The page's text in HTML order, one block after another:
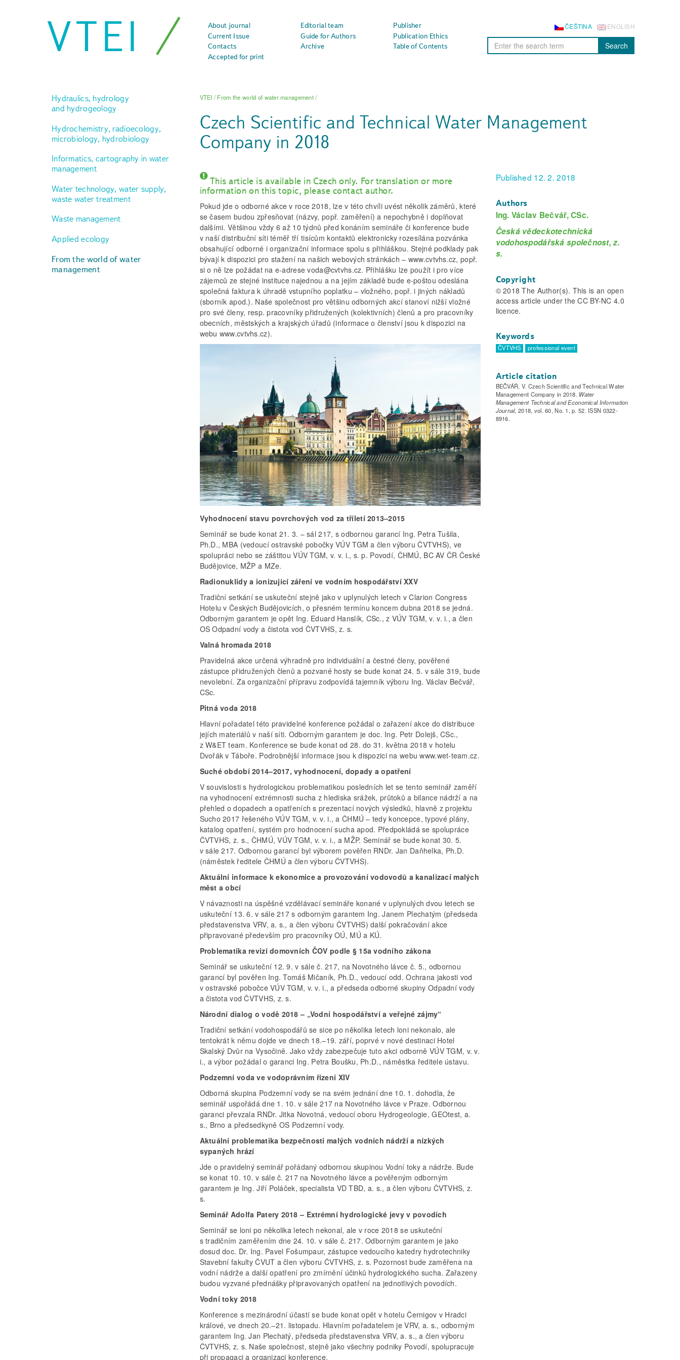
VTEI About journal Editorial team
Publisher
Current Issue
Guide for Authors
Publication Ethics
Contacts
Archive
Table of Contents
Accepted for print
ENGLISH
ČEŠTINA
Search
Hydraulics, hydrology
and hydrogeology
Hydrochemistry, radioecology,
microbiology, hydrobiology
Informatics, cartography in water
management
Water technology, water supply,
waste water treatment
Waste management
Applied ecology
From the world of water
management
VTEI / From the world of water management/
Czech Scientific and Technical Water Management
Company in 2018
This article is available in Czech only. For translation or more
information on this topic, please contact author.
Pokud jde o odborné akce v roce 2018, lze v této chvíli uvést několik záměrů, které
se časem budou zpřesňovat (názvy, popř. zaměření) a nepochybně i doplňovat
dalšími. Většinou vždy 6 až 10 týdnů před konáním semináře či konference bude
v naší distribuční síti téměř tří tisícům kontaktů elektronicky rozesílána pozvánka
obsahující odborné i organizační informace spolu s přihláškou. Stejné podklady pak
bývají k dispozici pro stažení na našich webových stránkách – www.cvtvhs.cz, popř.
si o ně lze požádat na e-adrese voda@cvtvhs.cz. Přihlášku lze použít i pro více
zájemců ze stejné instituce najednou a na jejím základě bude e-poštou odeslána
společná faktura k úhradě vstupního poplatku – vložného, popř. i jiných nákladů
(sborník apod.). Naše společnost pro většinu odborných akcí stanoví nižší vložné
pro své členy, resp. pracovníky přidružených (kolektivních) členů a pro pracovníky
obecních, městských a krajských úřadů (informace o členství jsou k dispozici na
webu www.cvtvhs.cz).
Vyhodnocení stavu povrchových vod za tříletí 2013–2015
Seminář se bude konat 21. 3. – sál 217, s odbornou garancí Ing. Petra Tušila,
Ph.D., MBA (vedoucí ostravské pobočky VÚV TGM a člen výboru ČVTVHS), ve
spolupráci nebo se záštitou VÚV TGM, v. v. i., s. p. Povodí, ČHMÚ, BC AV ČR České
Budějovice, MŽP a MZe.
Radionuklidy a ionizující záření ve vodním hospodářství XXV
Tradiční setkání se uskuteční stejně jako v uplynulých letech v Clarion Congress
Hotelu v Českých Budějovicích, o přesném termínu koncem dubna 2018 se jedná.
Odborným garantem je opět Ing. Eduard Hanslík, CSc., z VÚV TGM, v. v. i., a člen
OS Odpadní vody a čistota vod ČVTVHS, z. s.
Valná hromada 2018
Pravidelná akce určená výhradně pro individuální a čestné členy, pověřené
zástupce přidružených členů a pozvané hosty se bude konat 24. 5. v sále 319, bude
nevolební. Za organizační přípravu zodpovídá tajemník výboru Ing. Václav Bečvář,
CSc.
Pitná voda 2018
Hlavní pořadatel této pravidelné konference požádal o zařazení akce do distribuce
jejích materiálů v naší síti. Odborným garantem je doc. Ing. Petr Dolejš, CSc.,
z W&ET team. Konference se bude konat od 28. do 31. května 2018 v hotelu
Dvořák v Táboře. Podrobnější informace jsou k dispozici na webu www.wet-team.cz.
Suché období 2014–2017, vyhodnocení, dopady a opatření
V souvislosti s hydrologickou problematikou posledních let se tento seminář zaměří
na vyhodnocení extrémnosti sucha z hlediska srážek, průtoků a bilance nádrží a na
přehled o dopadech a opatřeních s prezentací nových výsledků, hlavně z projektu
Sucho 2017 řešeného VÚV TGM, v. v. i., a ČHMÚ – tedy koncepce, typové plány,
katalog opatření, systém pro hodnocení sucha apod. Předpokládá se spolupráce
ČVTVHS, z. s., ČHMÚ, VÚV TGM, v. v. i., a MŽP. Seminář se bude konat 30. 5.
v sále 217. Odbornou garancí byl výborem pověřen RNDr. Jan Daňhelka, Ph.D.
(náměstek ředitele ČHMÚ a člen výboru ČVTVHS).
Aktuální informace k ekonomice a provozování vodovodů a kanalizací malých
měst a obcí
V návaznosti na úspěšné vzdělávací semináře konané v uplynulých dvou letech se
uskuteční 13. 6. v sále 217 s odborným garantem Ing. Janem Plechatým (předseda
představenstva VRV, a. s., a člen výboru ČVTVHS) další pokračování akce
připravované především pro pracovníky OÚ, MÚ a KÚ.
Problematika revizí domovních ČOV podle § 15a vodního zákona
Seminář se uskuteční 12. 9. v sále č. 217, na Novotného lávce č. 5., odbornou
garancí byl pověřen Ing. Tomáš Mičaník, Ph.D., vedoucí odd. Ochrana jakosti vod
v ostravské pobočce VÚV TGM, v. v. i., a předseda odborné skupiny Odpadní vody
a čistota vod ČVTVHS, z. s.
Národní dialog o vodě 2018 – „Vodní hospodářství a veřejné zájmy“
Tradiční setkání vodohospodářů se sice po několika letech loni nekonalo, ale
tentokrát k němu dojde ve dnech 18.–19. září, poprvé v nové destinaci Hotel
Skalský Dvůr na Vysočině. Jako vždy zabezpečuje tuto akci odborně VÚV TGM, v. v.
i., a výbor požádal o garanci Ing. Petra Boušku, Ph.D., náměstka ředitele ústavu.
Podzemní voda ve vodoprávním řízení XIV
Odborná skupina Podzemní vody se na svém jednání dne 10. 1. dohodla, že
seminář uspořádá dne 1. 10. v sále 217 na Novotného lávce v Praze. Odbornou
garanci převzala RNDr. Jitka Novotná, vedoucí oboru Hydrogeologie, GEOtest, a.
s., Brno a předsedkyně OS Podzemní vody.
Aktuální problematika bezpečnosti malých vodních nádrží a nízkých
sypaných hrází
Jde o pravidelný seminář pořádaný odbornou skupinou Vodní toky a nádrže. Bude
se konat 10. 10. v sále č. 217 na Novotného lávce a pověřeným odborným
garantem je Ing. Jiří Poláček, specialista VD TBD, a. s., a člen výboru ČVTVHS, z.
s.
Seminář Adolfa Patery 2018 – Extrémní hydrologické jevy v povodích
Seminář se loni po několika letech nekonal, ale v roce 2018 se uskuteční
s tradičním zaměřením dne 24. 10. v sále č. 217. Odborným garantem je jako
dosud doc. Dr. Ing. Pavel Fošumpaur, zástupce vedoucího katedry hydrotechniky
Stavební fakulty ČVUT a člen výboru ČVTVHS, z. s. Pozornost bude zaměřena na
vodní nádrže a další opatření pro zmírnění účinků hydrologického sucha. Zařazeny
budou vyzvané přednášky připravovaných opatření na jednotlivých povodích.
Vodní toky 2018
Konference s mezinárodní účastí se bude konat opět v hotelu Černigov v Hradci
králové, ve dnech 20.–21. listopadu. Hlavním pořadatelem je VRV, a. s., odborným
garantem Ing. Jan Plechatý, předseda představenstva VRV, a. s., a člen výboru
ČVTVHS, z. s. Naše společnost, stejně jako všechny podniky Povodí, spolupracuje
při propagaci a organizaci konference.
Published 12. 2. 2018
Authors
Ing. Václav Bečvář, CSc.
Česká vědeckotechnická
vodohospodářská společnost, z.
s.
Copyright
© 2018 The Author(s). This is an open
access article under the CC BY-NC 4.0
licence.
Keywords
ČVTVHS professional event
Article citation
BEČVÁŘ, V. Czech Scientific and Technical Water
Management Company in 2018. Water
Management Technical and Economical Information
Journal, 2018, vol. 60, No. 1, p. 52. ISSN 0322-
8916.